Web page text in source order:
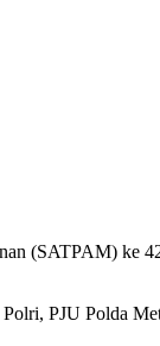
(SATPAM) ke
PJU Polda